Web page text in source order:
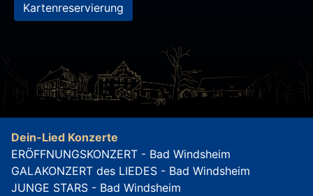
Kartenreservierung
Dein-Lied Konzerte
ERÖFFNUNGSKONZERT - Bad Windsheim
GALAKONZERT des LIEDES - Bad Windsheim
JUNGE STARS - Bad Windsheim